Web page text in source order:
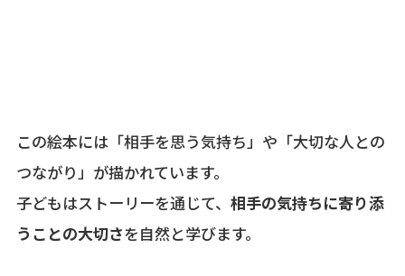
この絵本には「相手を思う気持ち」や「大切な人との
つながり」が描かれています。
子どもはストーリーを通じて、 相手の気持ちに寄り添
うことの大切さを自然と学びます。